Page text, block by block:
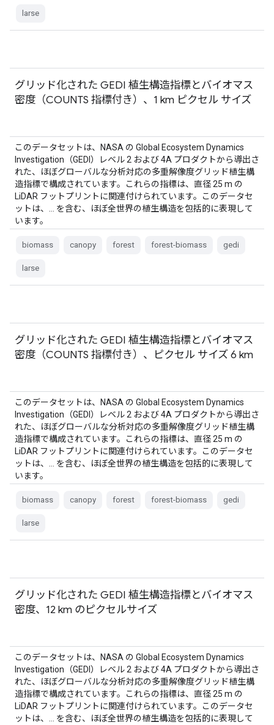
larse
グリッド化された GEDI 植生構造指標とバイオマス
密度（COUNTS 指標付き）、1 km ピクセル サイズ
このデータセットは、NASA の Global Ecosystem Dynamics
Investigation（GEDI）レベル 2 および 4A プロダクトから導出さ
れた、ほぼグローバルな分析対応の多重解像度グリッド植生構
造指標で構成されています。これらの指標は、直径 25 m の
LiDAR フットプリントに関連付けられています。このデータセ
ットは、… を含む、ほぼ全世界の植生構造を包括的に表現して
います。
biomass canopy forest forest-biomass gedi
larse
グリッド化された GEDI 植生構造指標とバイオマス
密度（COUNTS 指標付き）、ピクセル サイズ 6 km
このデータセットは、NASA の Global Ecosystem Dynamics
Investigation（GEDI）レベル 2 および 4A プロダクトから導出さ
れた、ほぼグローバルな分析対応の多重解像度グリッド植生構
造指標で構成されています。これらの指標は、直径 25 m の
LiDAR フットプリントに関連付けられています。このデータセ
ットは、… を含む、ほぼ全世界の植生構造を包括的に表現して
います。
biomass canopy forest forest-biomass gedi
larse
グリッド化された GEDI 植生構造指標とバイオマス
密度、12 km のピクセルサイズ
このデータセットは、NASA の Global Ecosystem Dynamics
Investigation（GEDI）レベル 2 および 4A プロダクトから導出さ
れた、ほぼグローバルな分析対応の多重解像度グリッド植生構
造指標で構成されています。これらの指標は、直径 25 m の
LiDAR フットプリントに関連付けられています。このデータセ
ットは、… を含む、ほぼ全世界の植生構造を包括的に表現して